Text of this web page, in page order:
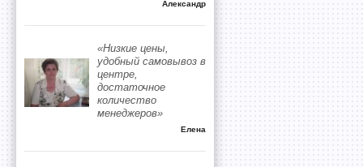
Александр
«Низкие цены,
удобный самовывоз в
центре,
достаточное
количество
менеджеров»
Елена